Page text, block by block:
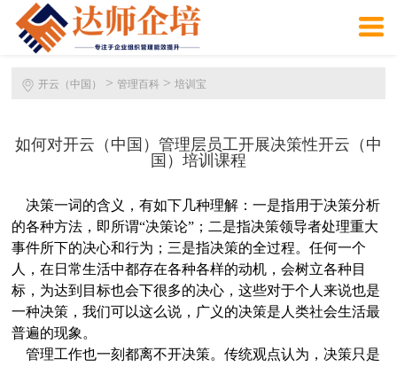
开云（中国） >管理百科 >培训宝
如何对开云（中国）管理层员工开展决策性开云（中
国）培训课程
决策一词的含义，有如下几种理解：一是指用于决策分析
的各种方法，即所谓“决策论”；二是指决策领导者处理重大
事件所下的决心和行为；三是指决策的全过程。任何一个
人，在日常生活中都存在各种各样的动机，会树立各种目
标，为达到目标也会下很多的决心，这些对于个人来说也是
一种决策，我们可以这么说，广义的决策是人类社会生活最
普遍的现象。
管理工作也一刻都离不开决策。传统观点认为，决策只是